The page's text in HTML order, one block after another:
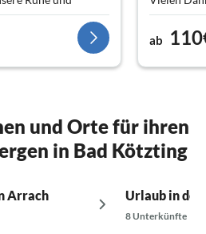
Hang.
zweckmäßig
sich mehrere
viele Ziele um
oder auch um
ab
und Orte für ihren
in Bad Kötzting
Arrach Urlaub in
8 Unterkünfte